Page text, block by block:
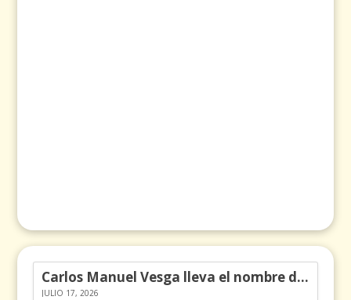
Carlos Manuel Vesga lleva el nombre de Colombia a los Emmy
JULIO 17, 2026